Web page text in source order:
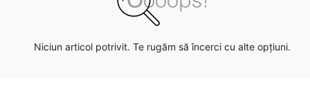
Niciun articol potrivit. Te rugăm să încerci cu alte opțiuni.